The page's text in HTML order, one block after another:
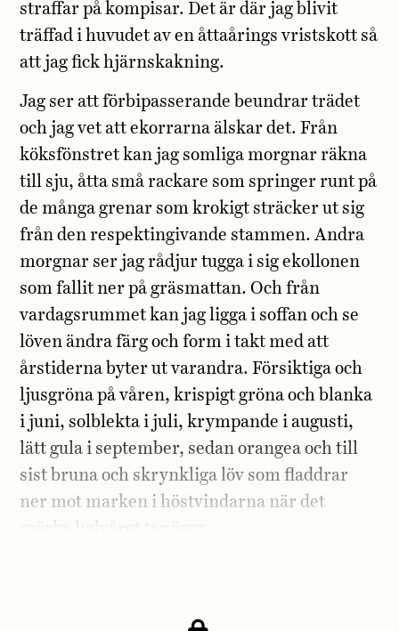
straffar på kompisar. Det är där jag blivit
träffad i huvudet av en åttaårings vristskott så
att jag fick hjärnskakning.
Jag ser att förbipasserande beundrar trädet
och jag vet att ekorrarna älskar det. Från
köksfönstret kan jag somliga morgnar räkna
till sju, åtta små rackare som springer runt på
de många grenar som krokigt sträcker ut sig
från den respektingivande stammen. Andra
morgnar ser jag rådjur tugga i sig ekollonen
som fallit ner på gräsmattan. Och från
vardagsrummet kan jag ligga i soffan och se
löven ändra färg och form i takt med att
årstiderna byter ut varandra. Försiktiga och
ljusgröna på våren, krispigt gröna och blanka
i juni, solblekta i juli, krympande i augusti,
lätt gula i september, sedan orangea och till
sist bruna och skrynkliga löv som fladdrar
ner mot marken i höstvindarna när det